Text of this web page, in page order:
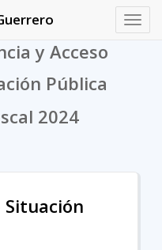
y Acceso
Pública
2024
Situación